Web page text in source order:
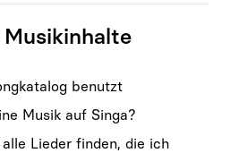
benutzt
Musik auf Singa?
Lieder finden, die ich